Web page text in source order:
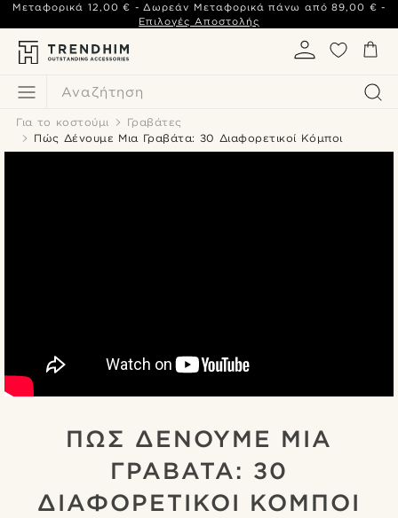
Αναζήτηση
Μεταφορικά 12,00 € - Δωρεάν Μεταφορικά πάνω από 89,00 € -
Επιλογές Αποστολής
Για το κοστούμι
Γραβάτες
Πώς Δένουμε Μια Γραβάτα: 30 Διαφορετικοί Κόμποι
ΠΏΣ ΔΈΝΟΥΜΕ ΜΙΑ
ΓΡΑΒΆΤΑ: 30
ΔΙΑΦΟΡΕΤΙΚΟΊ ΚΌΜΠΟΙ